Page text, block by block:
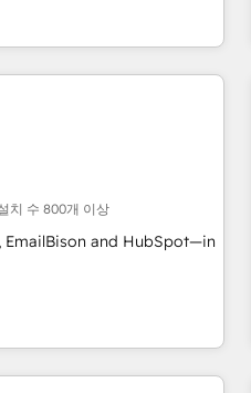
치 수 800개 이상
EmailBison and HubSpot—in